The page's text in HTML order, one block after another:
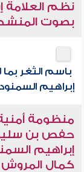
نظم العلامة
بصوت
باسم الثغر
إبراهيم
منظومة
حفص بن
إبراهيم
كمال المروش